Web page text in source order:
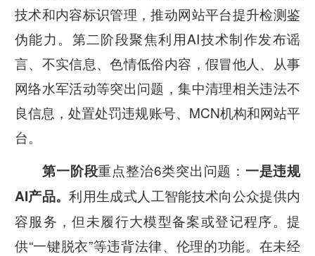
技术和内容标识管理，推动网站平台提升检测鉴
伪能力。第二阶段聚焦利用AI技术制作发布谣
言、不实信息、色情低俗内容，假冒他人、从事
网络水军活动等突出问题，集中清理相关违法不
良信息，处置处罚违规账号、MCN机构和网站平
台。
第一阶段重点整治6类突出问题： 一是违规
AI产品。利用生成式人工智能技术向公众提供内
容服务，但未履行大模型备案或登记程序。提
供“一键脱衣”等违背法律、伦理的功能。在未经